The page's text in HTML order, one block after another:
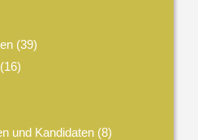
(39)
(16)
und Kandidaten (8)